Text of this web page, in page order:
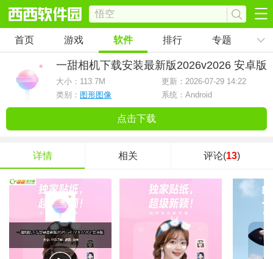
首页 游戏 软件 排行 专题
一甜相机下载安装最新版2026v2026 安卓版
大小： 113.7M
更新：2026-07-29 14:22
类别： 图形图像 系统：Android
点击下载
详情 相关 评论(13)